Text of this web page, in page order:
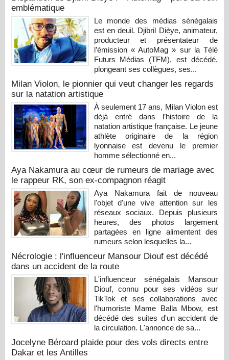
emblématique
Le monde des médias sénégalais
est en deuil. Djibril Dièye, animateur,
producteur et présentateur de
l’émission « AutoMag » sur la Télé
Futurs Médias (TFM), est décédé,
plongeant ses collègues, ses...
Milan Violon, le pionnier qui veut changer les regards
sur la natation artistique
À seulement 17 ans, Milan Violon est
déjà entré dans l’histoire de la
natation artistique française. Le jeune
athlète originaire de la région
lyonnaise est devenu le premier
homme sélectionné en...
Aya Nakamura au cœur de rumeurs de mariage avec
le rappeur RK, son ex-compagnon réagit
Aya Nakamura fait de nouveau
l'objet d'une vive attention sur les
réseaux sociaux. Depuis plusieurs
heures, des photos largement
partagées en ligne alimentent des
rumeurs selon lesquelles la...
Nécrologie : l'influenceur Mansour Diouf est décédé
dans un accident de la route
L'influenceur sénégalais Mansour
Diouf, connu pour ses vidéos sur
TikTok et ses collaborations avec
l'humoriste Mame Balla Mbow, est
décédé des suites d'un accident de
la circulation. L'annonce de sa...
Jocelyne Béroard plaide pour des vols directs entre
Dakar et les Antilles